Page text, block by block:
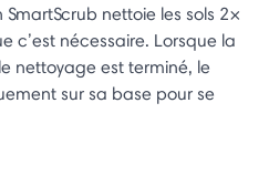
nettoie les sols 2×
c’est nécessaire. Lorsque la
nettoyage est terminé, le
sur sa base pour se